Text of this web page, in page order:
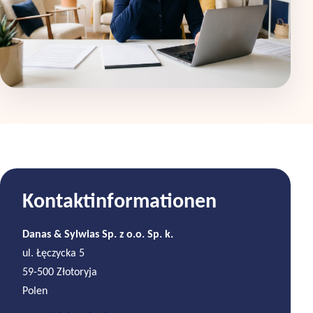
Kontaktinformationen
Danas & Sylwias Sp. z o.o. Sp. k.
ul. Łęczycka 5
59-500 Złotoryja
Polen